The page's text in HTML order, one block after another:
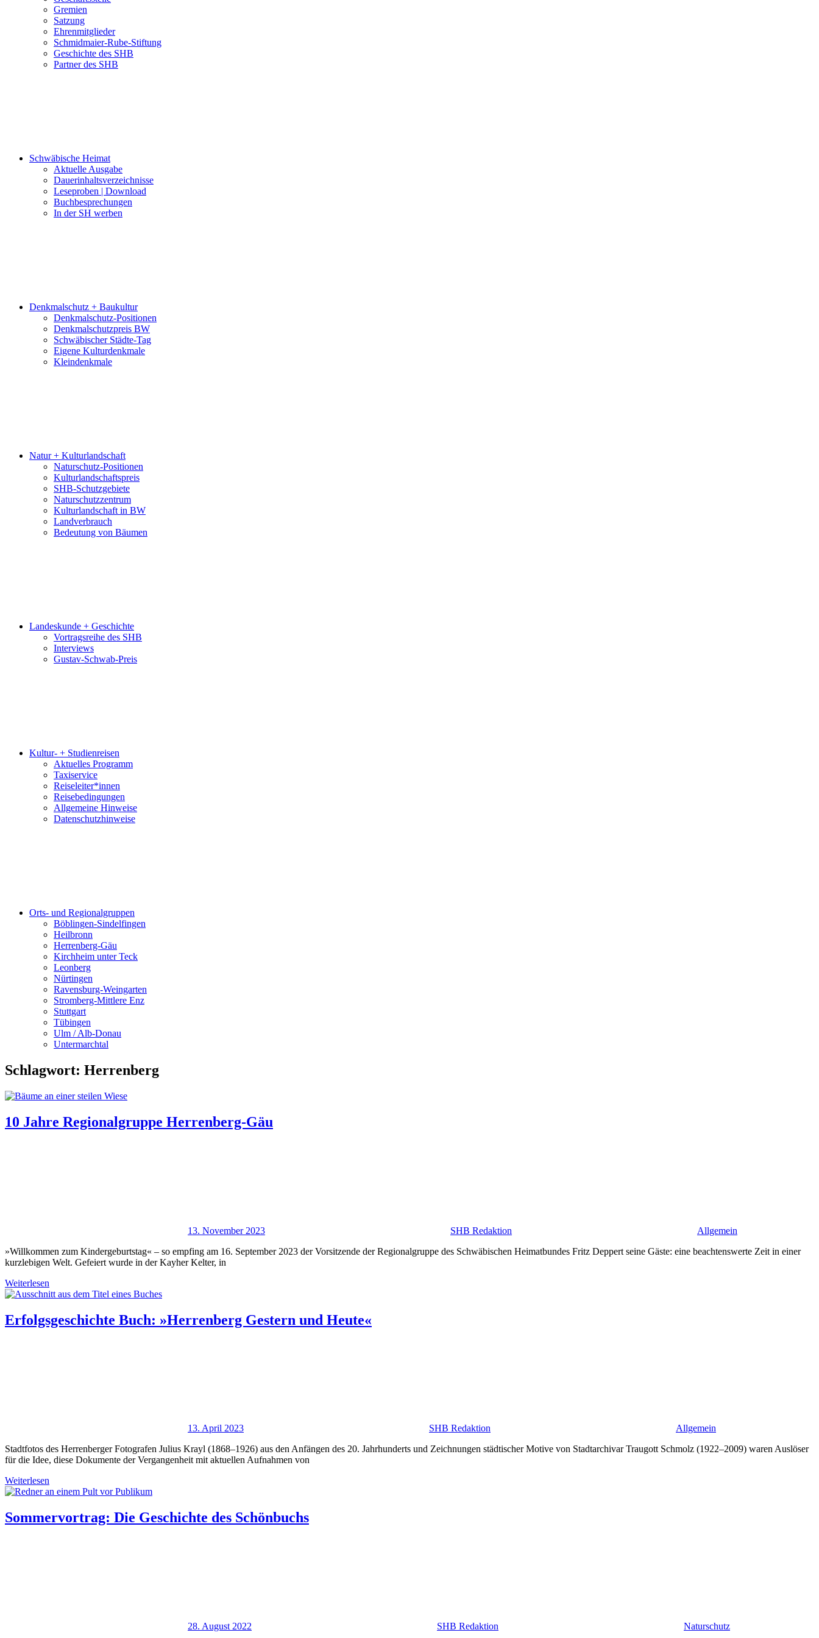
Gremien
Satzung
Ehrenmitglieder
Schmidmaier-Rube-Stiftung
Geschichte des SHB
Partner des SHB
Schwäbische Heimat
Aktuelle Ausgabe
Dauerinhaltsverzeichnisse
Leseproben | Download
Buchbesprechungen
In der SH werben
Denkmalschutz + Baukultur
Denkmalschutz-Positionen
Denkmalschutzpreis BW
Schwäbischer Städte-Tag
Eigene Kulturdenkmale
Kleindenkmale
Natur + Kulturlandschaft
Naturschutz-Positionen
Kulturlandschaftspreis
SHB-Schutzgebiete
Naturschutzzentrum
Kulturlandschaft in BW
Landverbrauch
Bedeutung von Bäumen
Landeskunde + Geschichte
Vortragsreihe des SHB
Interviews
Gustav-Schwab-Preis
Kultur- + Studienreisen
Aktuelles Programm
Taxiservice
Reiseleiter*innen
Reisebedingungen
Allgemeine Hinweise
Datenschutzhinweise
Orts- und Regionalgruppen
Böblingen-Sindelfingen
Heilbronn
Herrenberg-Gäu
Kirchheim unter Teck
Leonberg
Nürtingen
Ravensburg-Weingarten
Stromberg-Mittlere Enz
Stuttgart
Tübingen
Ulm / Alb-Donau
Untermarchtal
Schlagwort: Herrenberg
10 Jahre Regionalgruppe Herrenberg-Gäu
13. November 2023 SHB Redaktion
Allgemein
»Willkommen zum Kindergeburtstag« – so empfing am 16. September 2023 der Vorsitzende der Regionalgruppe des Schwäbischen Heimatbundes Fritz Dep­pert seine Gäste: eine beachtenswerte Zeit in einer
kurzlebigen Welt. Gefeiert wurde in der Kayher Kelter, in
Weiterlesen
Erfolgsgeschichte Buch: »Herrenberg Gestern und Heute«
13. April 2023 SHB Redaktion
Allgemein
Stadtfotos des Herrenberger Fotografen Julius Krayl (1868–1926) aus den Anfän­gen des 20. Jahrhunderts und Zeichnun­gen städtischer Motive von Stadtarchivar Traugott Schmolz (1922–2009) waren Auslöser
für die Idee, diese Dokumente der Vergangenheit mit aktuellen Aufnahmen von
Weiterlesen
Sommervortrag: Die Geschichte des Schönbuchs
28. August 2022 SHB Redaktion Naturschutz